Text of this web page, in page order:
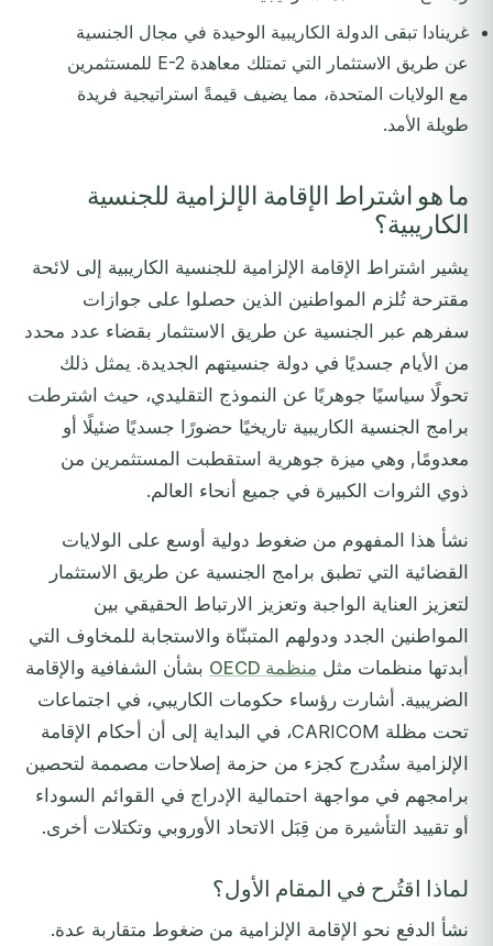
غرينادا تبقى الدولة الكاريبية الوحيدة في مجال الجنسية
عن طريق الاستثمار التي تمتلك معاهدة E-2 للمستثمرين
مع الولايات المتحدة، مما يضيف قيمةً استراتيجية فريدة
طويلة الأمد.
ما هو اشتراط الإقامة الإلزامية للجنسية
الكاريبية؟
يشير اشتراط الإقامة الإلزامية للجنسية الكاريبية إلى لائحة
مقترحة تُلزم المواطنين الذين حصلوا على جوازات
سفرهم عبر الجنسية عن طريق الاستثمار بقضاء عدد محدد
من الأيام جسديًا في دولة جنسيتهم الجديدة. يمثل ذلك
تحولًا سياسيًا جوهريًا عن النموذج التقليدي، حيث اشترطت
برامج الجنسية الكاريبية تاريخيًا حضورًا جسديًا ضئيلًا أو
معدومًا, وهي ميزة جوهرية استقطبت المستثمرين من
ذوي الثروات الكبيرة في جميع أنحاء العالم.
نشأ هذا المفهوم من ضغوط دولية أوسع على الولايات
القضائية التي تطبق برامج الجنسية عن طريق الاستثمار
لتعزيز العناية الواجبة وتعزيز الارتباط الحقيقي بين
المواطنين الجدد ودولهم المتبنّاة والاستجابة للمخاوف التي
أبدتها منظمات مثل منظمة OECD
بشأن الشفافية والإقامة
الضريبية. أشارت رؤساء حكومات الكاريبي، في اجتماعات
تحت مظلة CARICOM، في البداية إلى أن أحكام الإقامة
الإلزامية ستُدرج كجزء من حزمة إصلاحات مصممة لتحصين
برامجهم في مواجهة احتمالية الإدراج في القوائم السوداء
أو تقييد التأشيرة من قِبَل الاتحاد الأوروبي وتكتلات أخرى.
لماذا اقتُرح في المقام الأول؟
نشأ الدفع نحو الإقامة الإلزامية من ضغوط متقاربة عدة.